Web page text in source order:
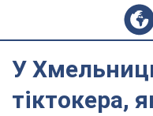
У
тіктокера,